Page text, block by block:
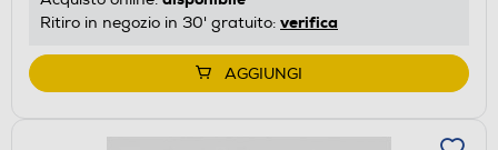
Ritiro in negozio in 30' gratuito: verifica
AGGIUNGI